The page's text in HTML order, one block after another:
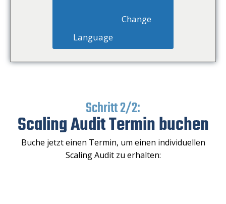
Language
Schritt 2/2:
Scaling Audit Termin buchen
Buche jetzt einen Termin, um einen individuellen
Scaling Audit zu erhalten: